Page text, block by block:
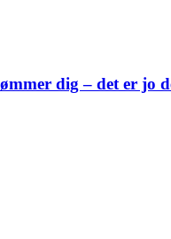
dig – det er jo